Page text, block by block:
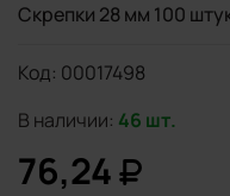
Скрепки 28 мм 100
В наличии: 46 шт.
76,24
Код: 00017498